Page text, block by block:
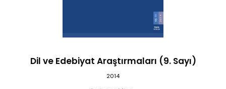
Dil ve Edebiyat Araştırmaları (9. Sayı)
2014